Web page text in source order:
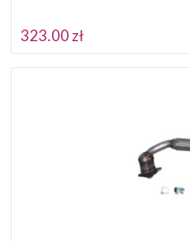
323.00 zł